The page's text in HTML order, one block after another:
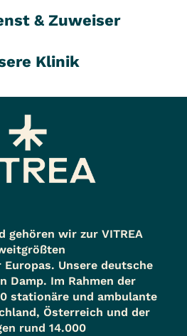
& Zuweiser
Klinik
gehören wir zur VITREA
Unsere deutsche
Damp. Im Rahmen der
stationäre und ambulante
Österreich und der
rund 14.000